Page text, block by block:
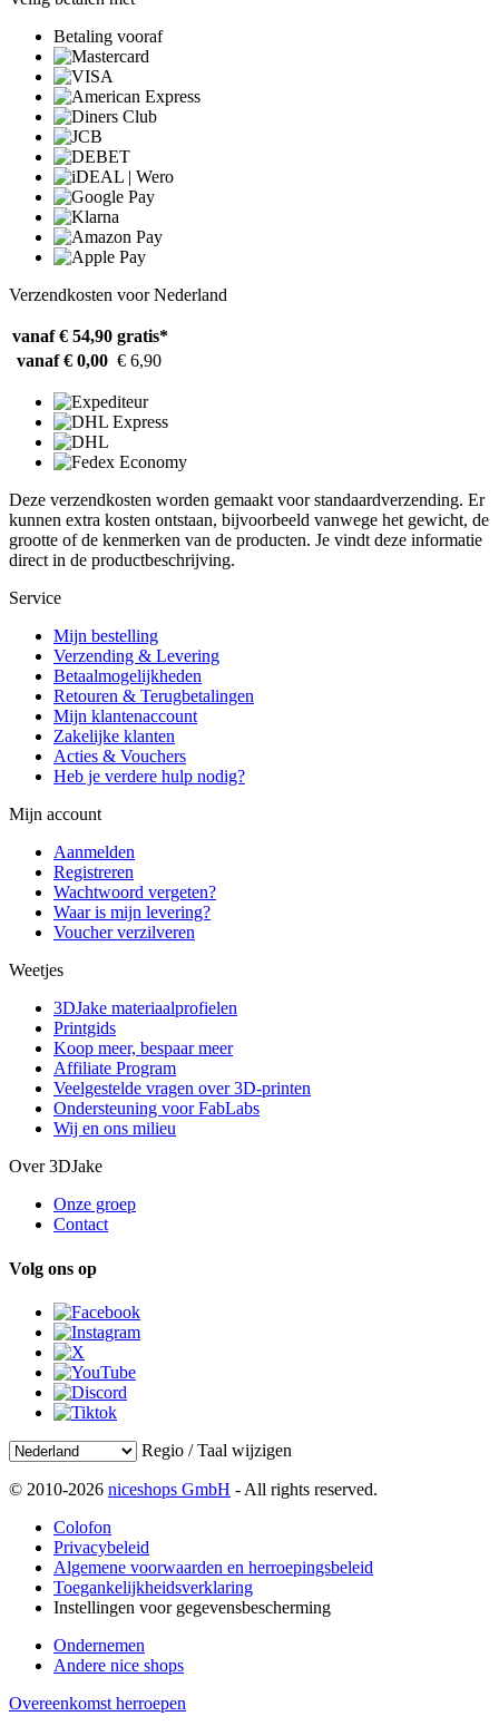
Betaling vooraf
Verzendkosten voor Nederland
vanaf € 54,90 gratis*
vanaf € 0,00 € 6,90
Deze verzendkosten worden gemaakt voor standaardverzending. Er
kunnen extra kosten ontstaan, bijvoorbeeld vanwege het gewicht, de
grootte of de kenmerken van de producten. Je vindt deze informatie
direct in de productbeschrijving.
Service
Mijn bestelling
Verzending & Levering
Betaalmogelijkheden
Retouren & Terugbetalingen
Mijn klantenaccount
Zakelijke klanten
Acties & Vouchers
Heb je verdere hulp nodig?
Mijn account
Aanmelden
Registreren
Wachtwoord vergeten?
Waar is mijn levering?
Voucher verzilveren
Weetjes
3DJake materiaalprofielen
Printgids
Koop meer, bespaar meer
Affiliate Program
Veelgestelde vragen over 3D-printen
Ondersteuning voor FabLabs
Wij en ons milieu
Over 3DJake
Onze groep
Contact
Volg ons op
Regio / Taal wijzigen
© 2010-2026 niceshops GmbH - All rights reserved.
Colofon
Privacybeleid
Algemene voorwaarden en herroepingsbeleid
Toegankelijkheidsverklaring
Instellingen voor gegevensbescherming
Ondernemen
Andere nice shops
Overeenkomst herroepen